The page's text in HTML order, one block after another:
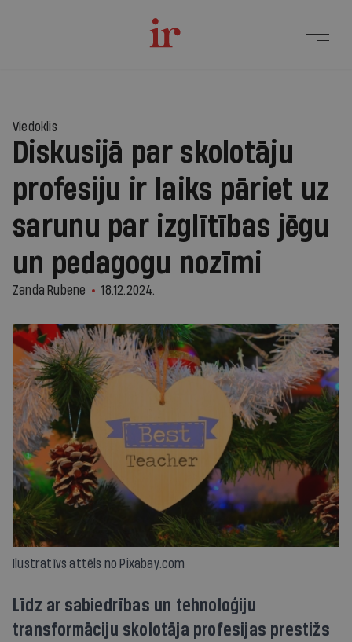
Viedoklis
Diskusijā par skolotāju
profesiju ir laiks pāriet uz
sarunu par izglītības jēgu
un pedagogu nozīmi
Zanda Rubene 18.12.2024.
Ilustratīvs attēls no Pixabay.com
Līdz ar sabiedrības un tehnoloģiju
transformāciju skolotāja profesijas prestižs